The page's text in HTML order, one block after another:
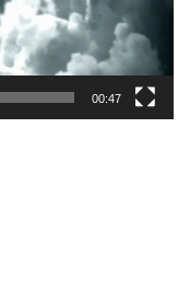
00:47